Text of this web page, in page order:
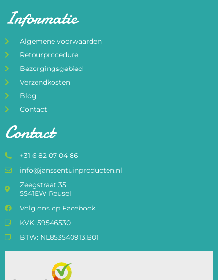
Informatie
Algemene voorwaarden
Retourprocedure
Bezorgingsgebied
Verzendkosten
Blog
Contact
Contact
+31 6 82 07 04 86
info@janssentuinproducten.nl
Zeegstraat 35
5541EW Reusel
Volg ons op Facebook
KVK: 59546530
BTW: NL853540913.B01